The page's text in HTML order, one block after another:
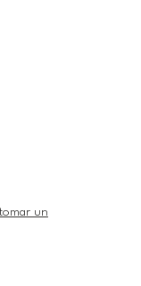
un